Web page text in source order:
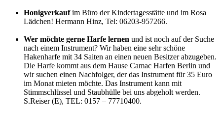
Honigverkaufim Büro der Kindertagesstätte und im Rosa
Lädchen! Hermann Hinz, Tel: 06203-957266.
Wer möchte gerne Harfe lernen und ist noch auf der Suche
nach einem Instrument? Wir haben eine sehr schöne
Hakenharfe mit 34 Saiten an einen neuen Besitzer abzugeben.
Die Harfe kommt aus dem Hause Camac Harfen Berlin und
wir suchen einen Nachfolger, der das Instrument für 35 Euro
im Monat mieten möchte. Das Instrument kann mit
Stimmschlüssel und Staubhülle bei uns abgeholt werden.
S.Reiser (E), TEL: 0157 – 77710400.